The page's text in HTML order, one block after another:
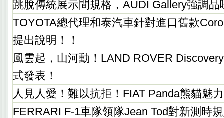
跳脫傳統展示間規格，AUDI Gallery強調品
TOYOTA總代理和泰汽車針對進口舊款
提出說明！！
風雲起，山河動！LAND ROVER
式發表！
人見人愛！難以抗拒！FIAT Panda熊貓魅
FERRARI F-1車隊領隊Jean Tod對新測時